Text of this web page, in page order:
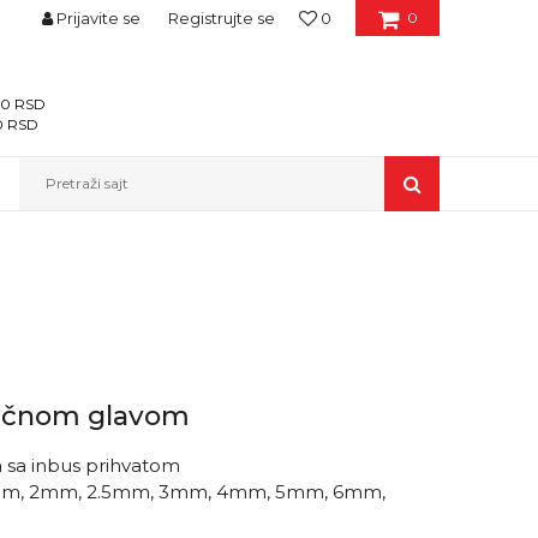
0
0
Prijavite se Registrujte se
RSD
RSD
Pretraži sajt
glavom
sa inbus prihvatom
2mm, 2.5mm, 3mm, 4mm, 5mm, 6mm,